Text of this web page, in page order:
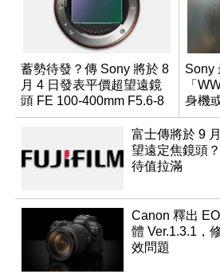
蓄勢待發？傳 Sony 將於 8
月 4 日發表平價超望遠鏡
頭 FE 100-400mm F5.6-8
Sony
「
身機
成員
富士傳將於 9
望遠定焦鏡頭
待值拉滿
Canon 釋出
體 Ver.1.3.1，
效問題